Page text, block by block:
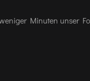
Minuten unser